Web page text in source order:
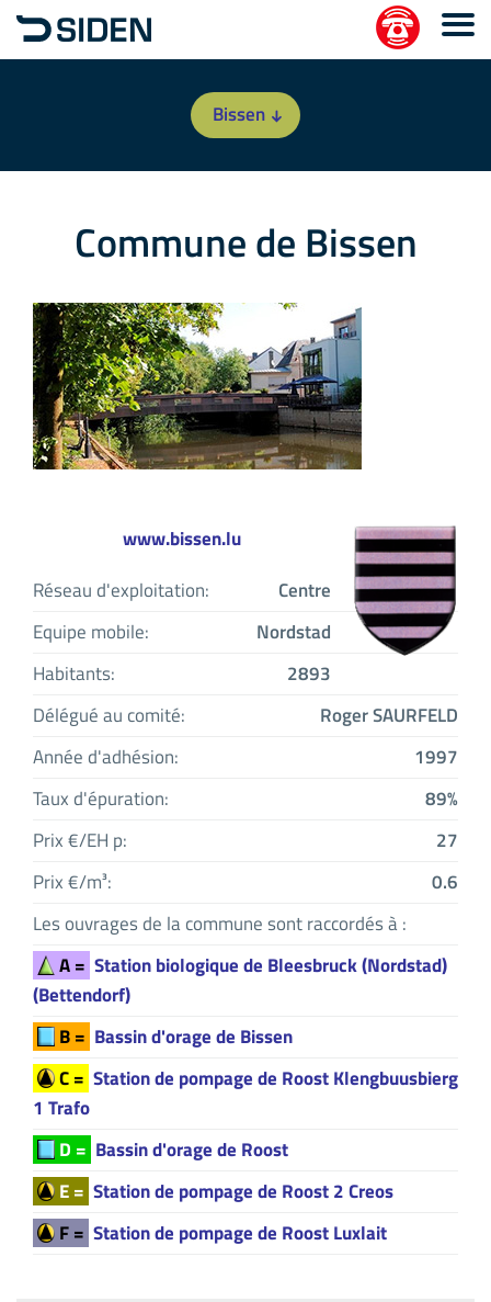
Bissen
Commune de Bissen
www.bissen.lu
Réseau d'exploitation:
Centre
Equipe mobile:
Nordstad
Habitants:
2893
Délégué au comité:
Roger SAURFELD
Année d'adhésion:
1997
Taux d'épuration:
89%
Prix €/EH p:
27
Prix €/m³:
0.6
Les ouvrages de la commune sont raccordés à :
A = Station biologique de Bleesbruck (Nordstad)
(Bettendorf)
B = Bassin d'orage de Bissen
C = Station de pompage de Roost Klengbuusbierg
1 Trafo
D = Bassin d'orage de Roost
E = Station de pompage de Roost 2 Creos
F = Station de pompage de Roost Luxlait